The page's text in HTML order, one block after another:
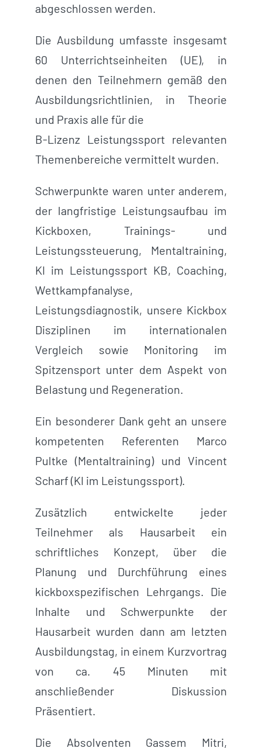
abgeschlossen werden.
Die Ausbildung umfasste insgesamt
60 Unterrichtseinheiten (UE), in
denen den Teilnehmern gemäß den
Ausbildungsrichtlinien, in Theorie
und Praxis alle für die
B-Lizenz Leistungssport relevanten
Themenbereiche vermittelt wurden.
Schwerpunkte waren unter anderem,
der langfristige Leistungsaufbau im
Kickboxen, Trainings- und
Leistungssteuerung, Mentaltraining,
KI im Leistungssport KB, Coaching,
Wettkampfanalyse,
Leistungsdiagnostik, unsere Kickbox
Disziplinen im internationalen
Vergleich sowie Monitoring im
Spitzensport unter dem Aspekt von
Belastung und Regeneration.
Ein besonderer Dank geht an unsere
kompetenten Referenten Marco
Pultke (Mentaltraining) und Vincent
Scharf (KI im Leistungssport).
Zusätzlich entwickelte jeder
Teilnehmer als Hausarbeit ein
schriftliches Konzept, über die
Planung und Durchführung eines
kickboxspezifischen Lehrgangs. Die
Inhalte und Schwerpunkte der
Hausarbeit wurden dann am letzten
Ausbildungstag, in einem Kurzvortrag
von ca. 45 Minuten mit
anschließender Diskussion
Präsentiert.
Die Absolventen Gassem Mitri,